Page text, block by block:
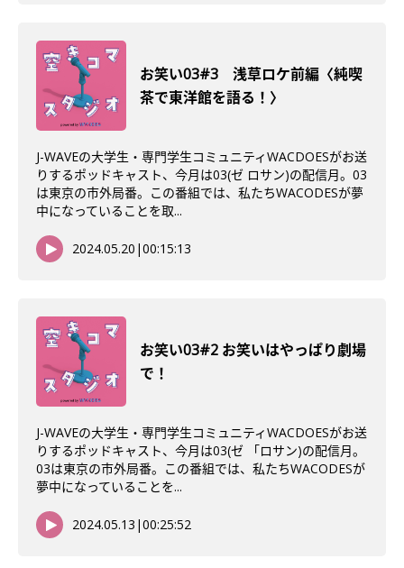
お笑い03#3 浅草ロケ前編〈純喫
茶で東洋館を語る！〉
J-WAVEの大学生・専門学生コミュニティWACDOESがお送
りするポッドキャスト、今月は03(ゼ ロサン)の配信月。03
は東京の市外局番。この番組では、私たちWACODESが夢
中になっていることを取...
2024.05.20 |00:15:13
お笑い03#2 お笑いはやっぱり劇場
で！
J-WAVEの大学生・専門学生コミュニティWACDOESがお送
りするポッドキャスト、今月は03(ゼ 「ロサン)の配信月。
03は東京の市外局番。この番組では、私たちWACODESが
夢中になっていることを...
2024.05.13 |00:25:52